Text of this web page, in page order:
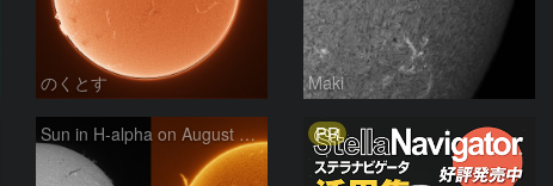
のくとす Maki
Sun in H-alpha on August 7, 2026 PR